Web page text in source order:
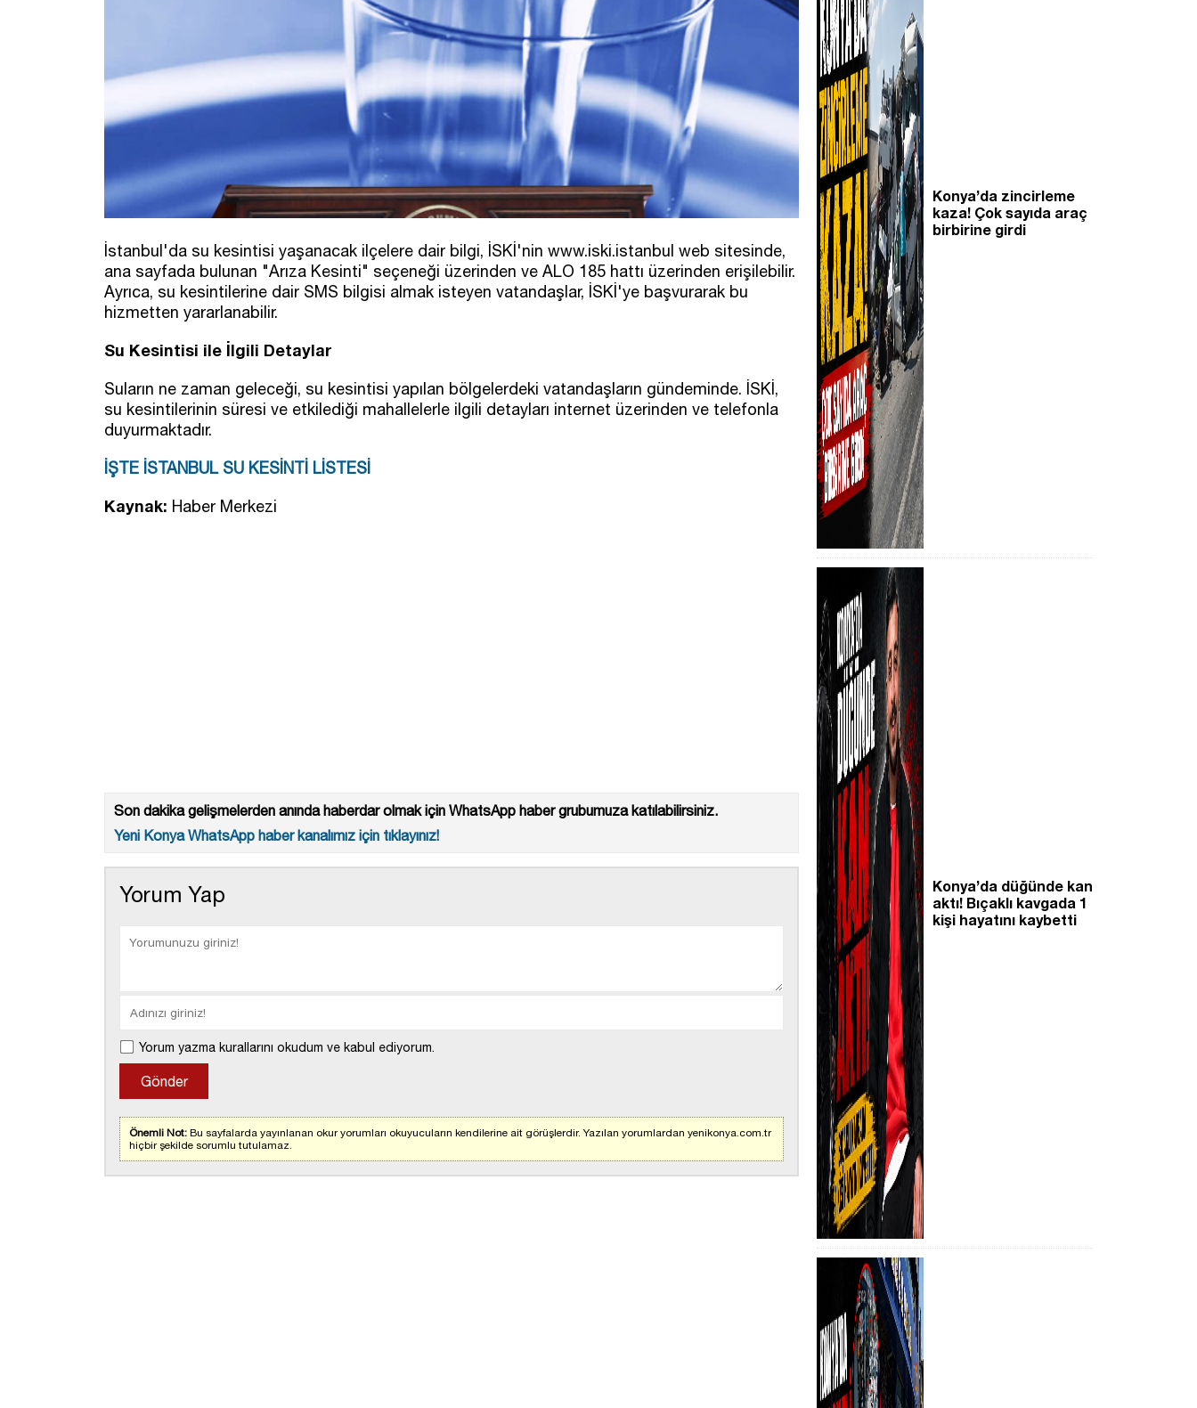
İstanbul'da su kesintisi yaşanacak ilçelere dair bilgi, İSKİ'nin www.iski.istanbul web sitesinde,
ana sayfada bulunan "Arıza Kesinti" seçeneği üzerinden ve ALO 185 hattı üzerinden erişilebilir.
Ayrıca, su kesintilerine dair SMS bilgisi almak isteyen vatandaşlar, İSKİ'ye başvurarak bu
hizmetten yararlanabilir.
Su Kesintisi ile İlgili Detaylar
Suların ne zaman geleceği, su kesintisi yapılan bölgelerdeki vatandaşların gündeminde. İSKİ,
su kesintilerinin süresi ve etkilediği mahallelerle ilgili detayları internet üzerinden ve telefonla
duyurmaktadır.
İŞTE İSTANBUL SU KESİNTİ LİSTESİ
Kaynak: Haber Merkezi
Son dakika gelişmelerden anında haberdar olmak için WhatsApp haber grubumuza katılabilirsiniz.
Yeni Konya WhatsApp haber kanalımız için tıklayınız!
Yorum Yap
Yorum yazma kurallarını okudum ve kabul ediyorum.
Önemli Not: Bu sayfalarda yayınlanan okur yorumları okuyucuların kendilerine ait görüşlerdir. Yazılan yorumlardan yenikonya.com.tr
hiçbir şekilde sorumlu tutulamaz.
Konya’da zincirleme
kaza! Çok sayıda araç
birbirine girdi
Konya’da düğünde kan
aktı! Bıçaklı kavgada 1
kişi hayatını kaybetti